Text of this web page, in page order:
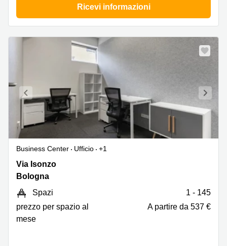
Ricevi informazioni
Business Center Ufficio
+1
Via
Isonzo
Bologna
Via Isonzo
Bologna
Spazi
1 - 145
prezzo per spazio al
mese
A partire da 537 €